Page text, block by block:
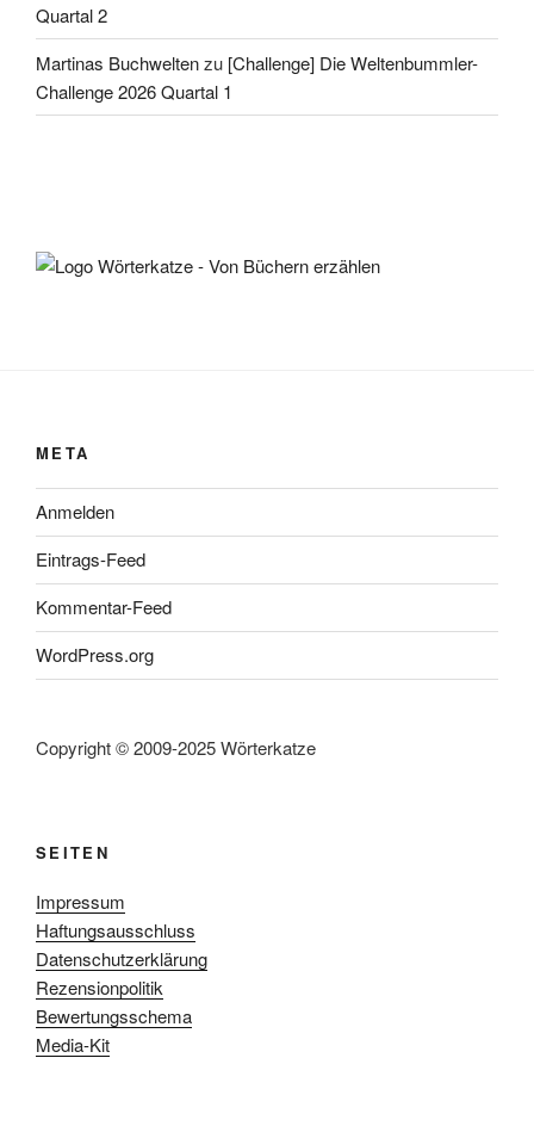
Quartal 2
Martinas Buchweltenzu [Challenge] Die Weltenbummler-
Challenge 2026 Quartal 1
META
Anmelden
Eintrags-Feed
Kommentar-Feed
WordPress.org
Copyright © 2009-2025 Wörterkatze
SEITEN
Impressum
Haftungsausschluss
Datenschutzerklärung
Rezensionpolitik
Bewertungsschema
Media-Kit